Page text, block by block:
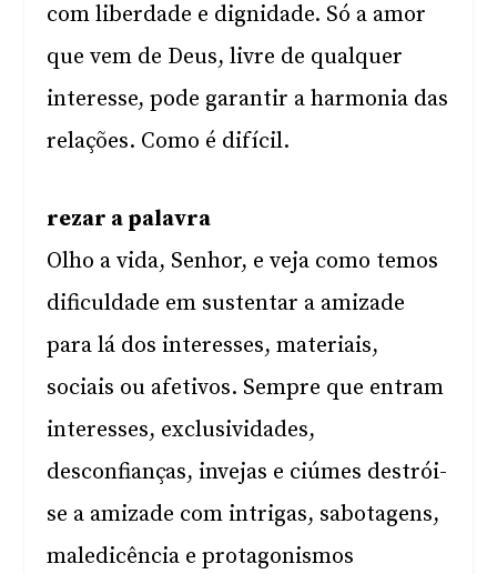
com liberdade e dignidade. Só a amor
que vem de Deus, livre de qualquer
interesse, pode garantir a harmonia das
relações. Como é difícil.
rezar a palavra
Olho a vida, Senhor, e veja como temos
dificuldade em sustentar a amizade
para lá dos interesses, materiais,
sociais ou afetivos. Sempre que entram
interesses, exclusividades,
desconfianças, invejas e ciúmes destrói-
se a amizade com intrigas, sabotagens,
maledicência e protagonismos